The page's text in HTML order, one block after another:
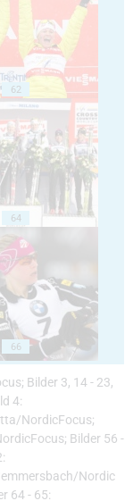
62
64
66
Bilder 3, 14 - 23,
4:
NordicFocus;
Bilder 56 -
Nordic
64 - 65: